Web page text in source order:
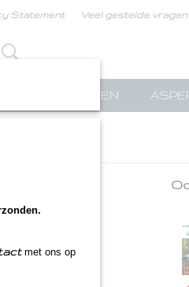
Statement Veel gestelde vragen
met ons op